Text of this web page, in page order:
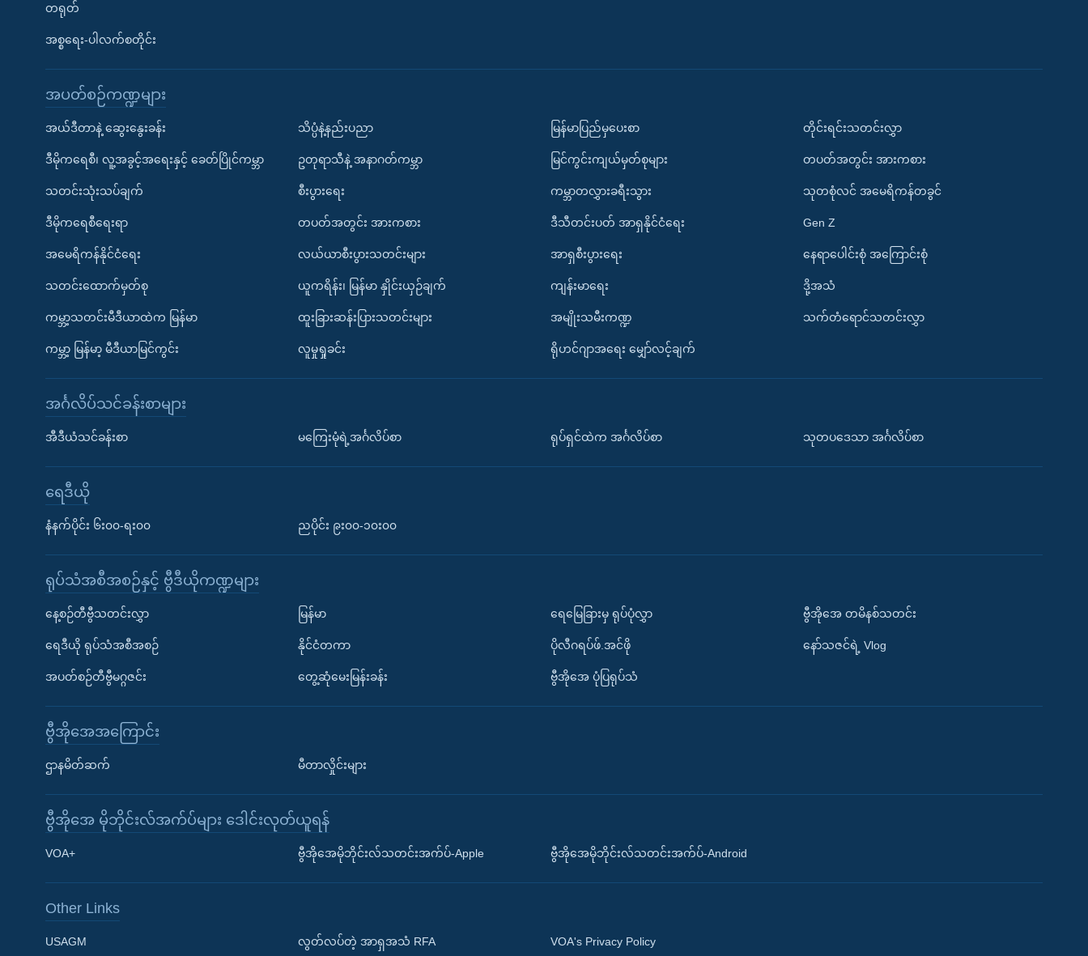
Learning English
တရုတ်
အစ္စရေး-ပါလက်စတိုင်း
အပတ်စဉ်ကဏ္ဍများ
အယ်ဒီတာနဲ့ ဆွေးနွေးခန်း
ဒီမိုကရေစီ၊ လူ့အခွင့်အရေးနှင့် ခေတ်ပြိုင်ကမ္ဘာ
သတင်းသုံးသပ်ချက်
ဒီမိုကရေစီရေးရာ
အမေရိကန်နိုင်ငံရေး
သတင်းထောက်မှတ်စု
ကမ္ဘာ့သတင်းမီဒီယာထဲက မြန်မာ
ကမ္ဘာ့ မြန်မာ့ မီဒီယာမြင်ကွင်း
သိပ္ပံနဲ့နည်းပညာ
ဥတုရာသီနဲ့ အနာဂတ်ကမ္ဘာ
စီးပွားရေး
တပတ်အတွင်း အားကစား
လယ်ယာစီးပွားသတင်းများ
ယူကရိန်း၊ မြန်မာ နှိုင်းယှဉ်ချက်
ထူးခြားဆန်းပြားသတင်းများ
လူမှုရှုခင်း
မြန်မာပြည်မှပေးစာ
မြင်ကွင်းကျယ်မှတ်စုများ
ကမ္ဘာတလွှားခရီးသွား
ဒီသီတင်းပတ် အာရှနိုင်ငံရေး
အာရှစီးပွားရေး
ကျန်းမာရေး
အမျိုးသမီးကဏ္ဍ
ရိုဟင်ဂျာအရေး မျှော်လင့်ချက်
တိုင်းရင်းသတင်းလွှာ
တပတ်အတွင်း အားကစား
သုတစုံလင် အမေရိကန်တခွင်
Gen Z
နေရာပေါင်းစုံ အကြောင်းစုံ
ဒို့အသံ
သက်တံရောင်သတင်းလွှာ
အင်္ဂလိပ်သင်ခန်းစာများ
အီဒီယံသင်ခန်းစာ မကြေးမုံရဲ့အင်္ဂလိပ်စာ ရုပ်ရှင်ထဲက အင်္ဂလိပ်စာ သုတပဒေသာ အင်္ဂလိပ်စာ
ရေဒီယို
နံနက်ပိုင်း ၆း၀၀-ရး၀၀ ညပိုင်း ၉း၀၀-၁၀း၀၀
ရုပ်သံအစီအစဉ်နှင့် ဗွီဒီယိုကဏ္ဍများ
နေ့စဉ်တီဗွီသတင်းလွှာ
ရေဒီယို ရုပ်သံအစီအစဉ်
အပတ်စဉ်တီဗွီမဂ္ဂဇင်း
မြန်မာ
နိုင်ငံတကာ
တွေ့ဆုံမေးမြန်းခန်း
ရေမြေခြားမှ ရုပ်ပုံလွှာ
ပိုလီဂရပ်ဖ်.အင်ဖို
ဗွီအိုအေ ပုံပြရုပ်သံ
ဗွီအိုအေ တမိနစ်သတင်း
နော်သဇင်ရဲ့ Vlog
ဗွီအိုအေအကြောင်း
ဌာနမိတ်ဆက် မီတာလှိုင်းများ
ဗွီအိုအေ မိုဘိုင်းလ်အက်ပ်များ ဒေါင်းလုတ်ယူရန်
VOA+ ဗွီအိုအေမိုဘိုင်းလ်သတင်းအက်ပ်-Apple ဗွီအိုအေမိုဘိုင်းလ်သတင်းအက်ပ်-Android
Other Links
USAGM လွတ်လပ်တဲ့ အာရှအသံ RFA VOA's Privacy Policy